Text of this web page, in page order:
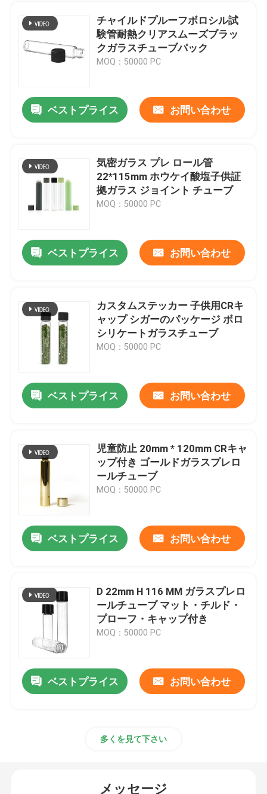
チャイルドプルーフボロシル試
験管耐熱クリアスムーズブラッ
クガラスチューブパック
MOQ：50000 PC
ベストプライス お問い合わせ
気密ガラス プレ ロール管
22*115mm ホウケイ酸塩子供証
拠ガラス ジョイント チューブ
MOQ：50000 PC
ベストプライス お問い合わせ
カスタムステッカー 子供用CRキ
ャップ シガーのパッケージ ボロ
シリケートガラスチューブ
MOQ：50000 PC
ベストプライス お問い合わせ
児童防止 20mm * 120mm CRキャ
ップ付き ゴールドガラスプレロ
ールチューブ
MOQ：50000 PC
ベストプライス お問い合わせ
D 22mm H 116 MM ガラスプレロ
ールチューブ マット・チルド・
プローフ・キャップ付き
MOQ：50000 PC
ベストプライス お問い合わせ
多くを見て下さい
メッセージ